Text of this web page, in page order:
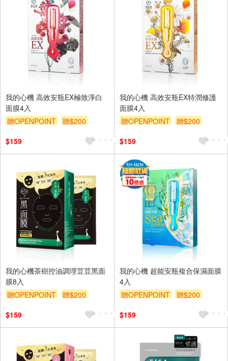
我的心機 高效安瓶EX極致淨白
面膜4入
贈OPENPOINT
贈$200
$159
我的心機 高效安瓶EX特潤修護
面膜4入
贈OPENPOINT
贈$200
$159
我的心機茶樹控油調理荳荳黑面
膜8入
贈OPENPOINT
贈$200
$159
我的心機 超能安瓶複合保濕面膜
4入
贈OPENPOINT
贈$200
$159